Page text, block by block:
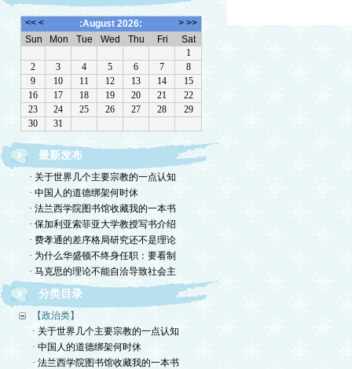
最新发布
· 关于世界几个主要宗教的一点认知
· 中国人的道德绑架何时休
· 法兰西学院图书馆收藏我的一本书
· 保加利亚索菲亚大学教授写书介绍
· 费孝通的差序格局研究还不是理论
· 为什么华盛顿不终身任职：要看制
· 马克思的理论不能自洽导致社会主
分类目录
【政治类】
· 关于世界几个主要宗教的一点认知
· 中国人的道德绑架何时休
· 法兰西学院图书馆收藏我的一本书